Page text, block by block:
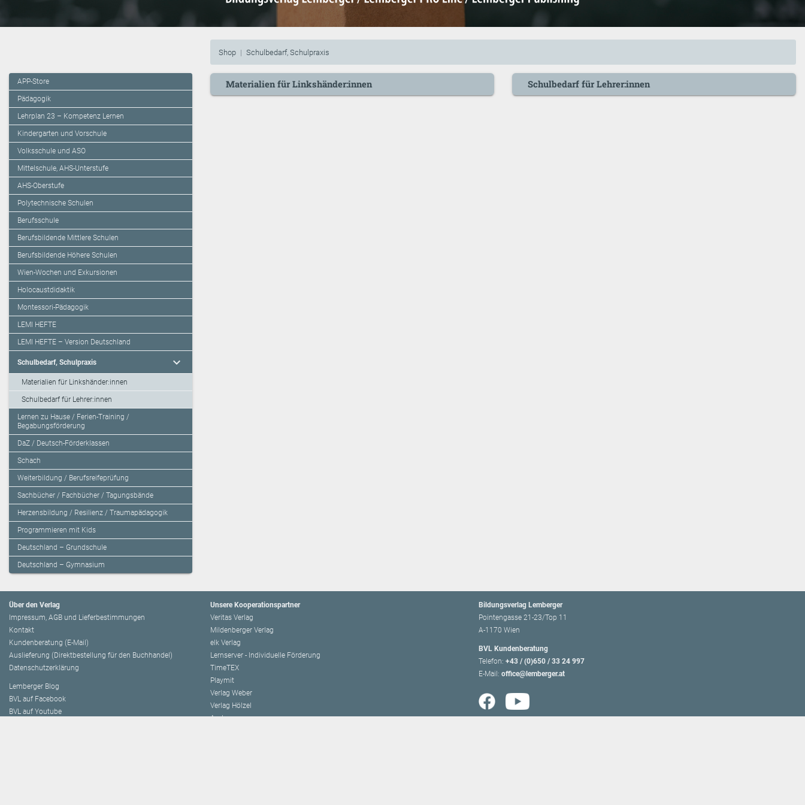
Shop Schulbedarf, Schulpraxis
APP-Store
Pädagogik
Lehrplan 23 – Kompetenz Lernen
Kindergarten und Vorschule
Volksschule und ASO
Mittelschule, AHS-Unterstufe
AHS-Oberstufe
Polytechnische Schulen
Berufsschule
Berufsbildende Mittlere Schulen
Berufsbildende Höhere Schulen
Wien-Wochen und Exkursionen
Holocaustdidaktik
Montessori-Pädagogik
LEMI HEFTE
LEMI HEFTE – Version Deutschland
Schulbedarf, Schulpraxis expand_more
Materialien für Linkshänder:innen
Schulbedarf für Lehrer:innen
Lernen zu Hause / Ferien-Training /
Begabungsförderung
DaZ / Deutsch-Förderklassen
Schach
Weiterbildung / Berufsreifeprüfung
Sachbücher / Fachbücher / Tagungsbände
Herzensbildung / Resilienz / Traumapädagogik
Programmieren mit Kids
Deutschland – Grundschule
Deutschland – Gymnasium
Materialien für Linkshänder:innen Schulbedarf für Lehrer:innen
Über den Verlag
Impressum, AGB und Lieferbestimmungen
Kontakt
Kundenberatung (E-Mail)
Auslieferung (Direktbestellung für den Buchhandel)
Datenschutzerklärung
Lemberger Blog
BVL auf Facebook
BVL auf Youtube
Unsere Kooperationspartner
Veritas Verlag
Mildenberger Verlag
elk Verlag
Lernserver - Individuelle Förderung
TimeTEX
Playmit
Verlag Weber
Verlag Hölzel
Amlogy
Bildungsverlag Lemberger
Pointengasse 21-23/Top 11
A-1170 Wien
BVL Kundenberatung
Telefon: +43 / (0)650 / 33 24 997
E-Mail: office@lemberger.at